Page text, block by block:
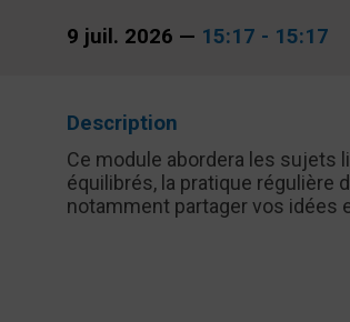
9 juil. 2026 — 15:17 - 15:17
Description
Ce module abordera les sujets
équilibrés, la pratique régulière
notamment partager vos